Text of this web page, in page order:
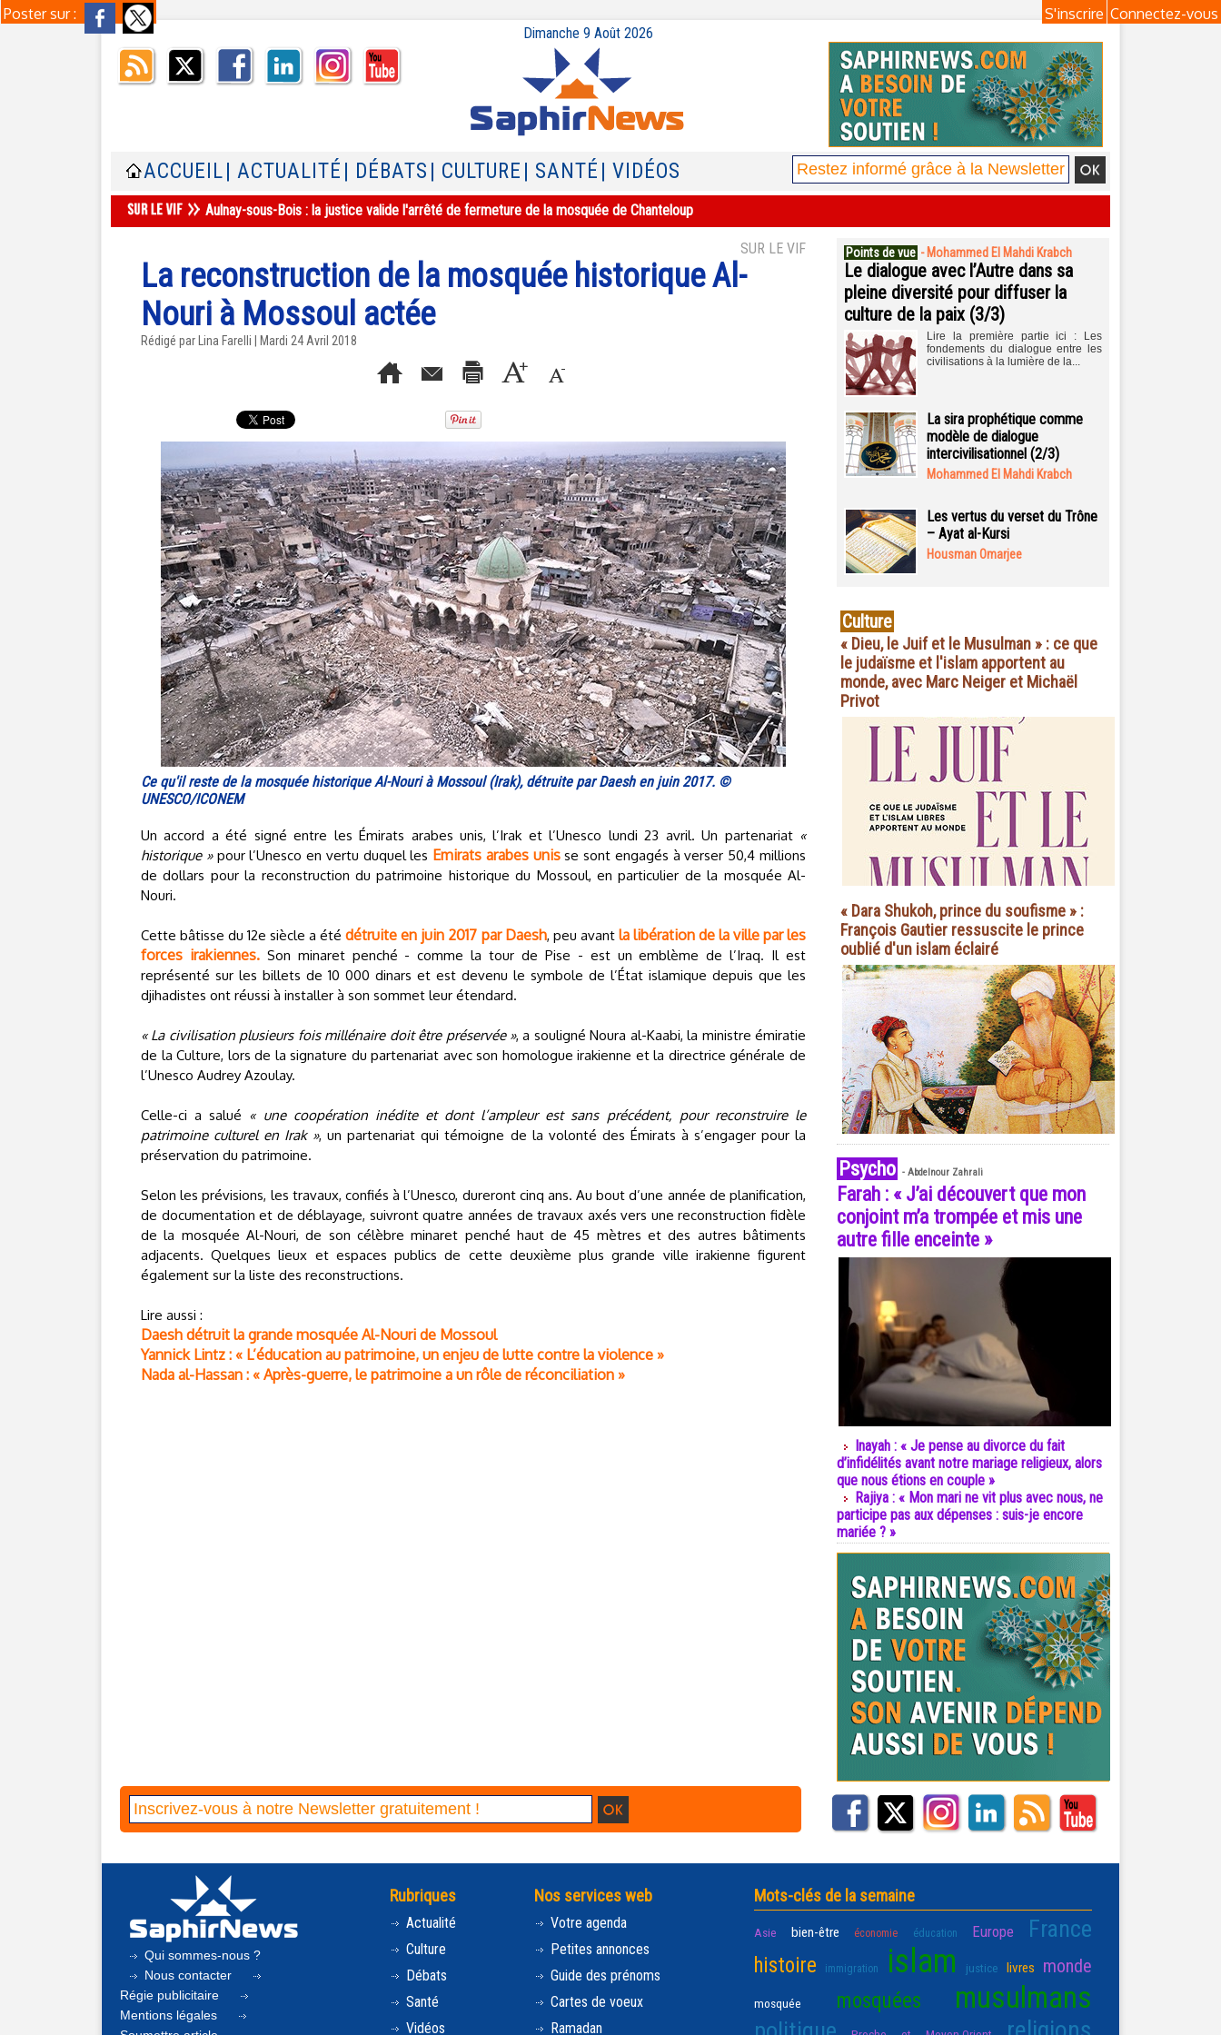
Poster sur : Connectez-vous
S'inscrire
Dimanche 9 Août 2026
ACCUEIL | ACTUALITÉ | DÉBATS | CULTURE | SANTÉ | VIDÉOS
Aulnay-sous-Bois : la justice valide l'arrêté de fermeture de la mosquée de Chanteloup
SUR LE VIF
La reconstruction de la mosquée historique Al-
Nouri à Mossoul actée
Rédigé par Lina Farelli | Mardi 24 Avril 2018
Ce qu'il reste de la mosquée historique Al-Nouri à Mossoul (Irak), détruite par Daesh en juin 2017. ©
UNESCO/ICONEM
Un accord a été signé entre les Émirats arabes unis, l’Irak et l’Unesco lundi 23 avril. Un partenariat «
historique »pour l’Unesco en vertu duquel les Emirats arabes unisse sont engagés à verser 50,4 millions
de dollars pour la reconstruction du patrimoine historique du Mossoul, en particulier de la mosquée Al-
Nouri.
Cette bâtisse du 12e siècle a étédétruite en juin 2017 par Daesh, peu avant la libération de la ville par les
forces irakiennes.Son minaret penché - comme la tour de Pise - est un emblème de l’Iraq. Il est
représenté sur les billets de 10 000 dinars et est devenu le symbole de l’État islamique depuis que les
djihadistes ont réussi à installer à son sommet leur étendard.
« La civilisation plusieurs fois millénaire doit être préservée », a souligné Noura al-Kaabi, la ministre émiratie
de la Culture, lors de la signature du partenariat avec son homologue irakienne et la directrice générale de
l’Unesco Audrey Azoulay.
Celle-ci a salué « une coopération inédite et dont l’ampleur est sans précédent, pour reconstruire le
patrimoine culturel en Irak », un partenariat qui témoigne de la volonté des Émirats à s’engager pour la
préservation du patrimoine.
Selon les prévisions, les travaux, confiés à l’Unesco, dureront cinq ans. Au bout d’une année de planification,
de documentation et de déblayage, suivront quatre années de travaux axés vers une reconstruction fidèle
de la mosquée Al-Nouri, de son célèbre minaret penché haut de 45 mètres et des autres bâtiments
adjacents. Quelques lieux et espaces publics de cette deuxième plus grande ville irakienne figurent
également sur la liste des reconstructions.
Lire aussi :
Daesh détruit la grande mosquée Al-Nouri de Mossoul
Yannick Lintz : « L’éducation au patrimoine, un enjeu de lutte contre la violence »
Nada al-Hassan : « Après-guerre, le patrimoine a un rôle de réconciliation »
Points de vue - Mohammed El Mahdi Krabch
Le dialogue avec l’Autre dans sa
pleine diversité pour diffuser la
culture de la paix (3/3)
Lire la première partie ici : Les
fondements du dialogue entre les
civilisations à la lumière de la...
La sira prophétique comme
modèle de dialogue
intercivilisationnel (2/3)
Mohammed El Mahdi Krabch
Les vertus du verset du Trône
– Ayat al-Kursi
Housman Omarjee
Culture
« Dieu, le Juif et le Musulman » : ce que
le judaïsme et l'islam apportent au
monde, avec Marc Neiger et Michaël
Privot
« Dara Shukoh, prince du soufisme » :
François Gautier ressuscite le prince
oublié d'un islam éclairé
Psycho - Abdelnour Zahrali
Farah : « J’ai découvert que mon
conjoint m’a trompée et mis une
autre fille enceinte »
Inayah : « Je pense au divorce du fait
d’infidélités avant notre mariage religieux, alors
que nous étions en couple »
Rajiya : « Mon mari ne vit plus avec nous, ne
participe pas aux dépenses : suis-je encore
mariée ? »
Qui sommes-nous ?
Nous contacter
Régie publicitaire
Mentions légales
Rubriques
Actualité
Culture
Débats
Santé
Vidéos
Nos services web
Votre agenda
Petites annonces
Guide des prénoms
Cartes de voeux
Ramadan
Mots-clés de la semaine
Asie bien-être économie éducation Europe France
histoire immigration islam justice livres monde
mosquée mosquées musulmans